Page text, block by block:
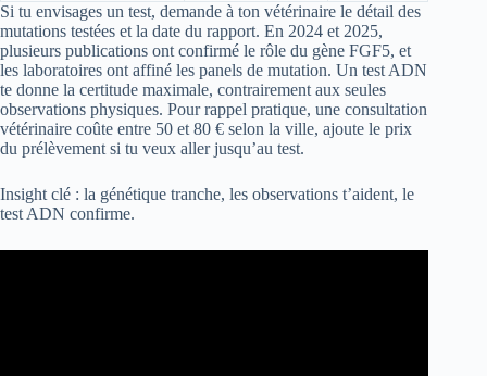
Si tu envisages un test, demande à ton vétérinaire le détail des
mutations testées et la date du rapport. En 2024 et 2025,
plusieurs publications ont confirmé le rôle du gène FGF5, et
les laboratoires ont affiné les panels de mutation. Un test ADN
te donne la certitude maximale, contrairement aux seules
observations physiques. Pour rappel pratique, une consultation
vétérinaire coûte entre 50 et 80 € selon la ville, ajoute le prix
du prélèvement si tu veux aller jusqu’au test.
Insight clé : la génétique tranche, les observations t’aident, le
test ADN confirme.